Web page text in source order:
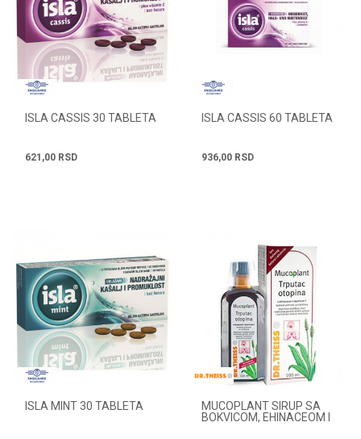
ISLA CASSIS 30 TABLETA
621,00 RSD
ISLA CASSIS 60 TABLETA
936,00 RSD
ISLA MINT 30 TABLETA
MUCOPLANT SIRUP SA
BOKVICOM, EHINACEOM I